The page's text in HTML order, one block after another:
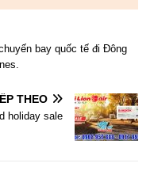
bay quốc tế đi Đông
THEO
holiday sale